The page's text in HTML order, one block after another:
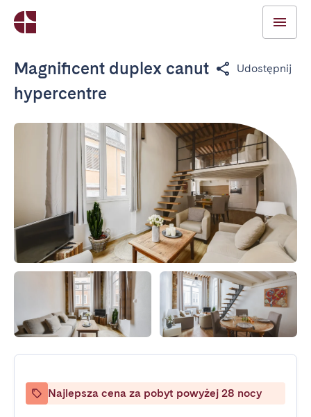
Magnificent duplex canut
hypercentre
Udostępnij
Najlepsza cena za pobyt powyżej 28 nocy